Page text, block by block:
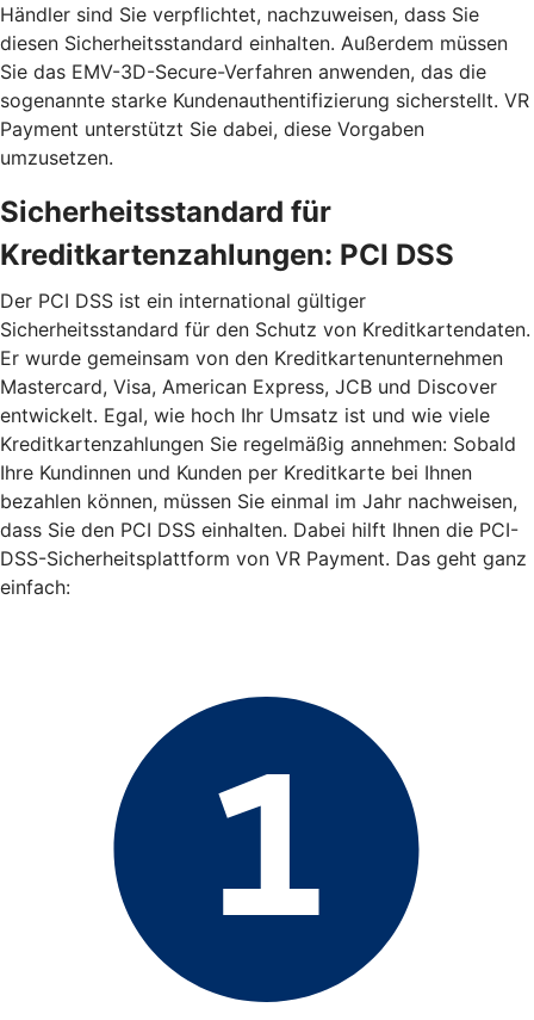
Händler sind Sie verpflichtet, nachzuweisen, dass Sie
diesen Sicherheitsstandard einhalten. Außerdem müssen
Sie das EMV-3D-Secure-Verfahren anwenden, das die
sogenannte starke Kundenauthentifizierung sicherstellt. VR
Payment unterstützt Sie dabei, diese Vorgaben
umzusetzen.
Sicherheitsstandard für
Kreditkartenzahlungen: PCI DSS
Der PCI DSS ist ein international gültiger
Sicherheitsstandard für den Schutz von Kreditkartendaten.
Er wurde gemeinsam von den Kreditkartenunternehmen
Mastercard, Visa, American Express, JCB und Discover
entwickelt. Egal, wie hoch Ihr Umsatz ist und wie viele
Kreditkartenzahlungen Sie regelmäßig annehmen: Sobald
Ihre Kundinnen und Kunden per Kreditkarte bei Ihnen
bezahlen können, müssen Sie einmal im Jahr nachweisen,
dass Sie den PCI DSS einhalten. Dabei hilft Ihnen die PCI-
DSS-Sicherheitsplattform von VR Payment. Das geht ganz
einfach: